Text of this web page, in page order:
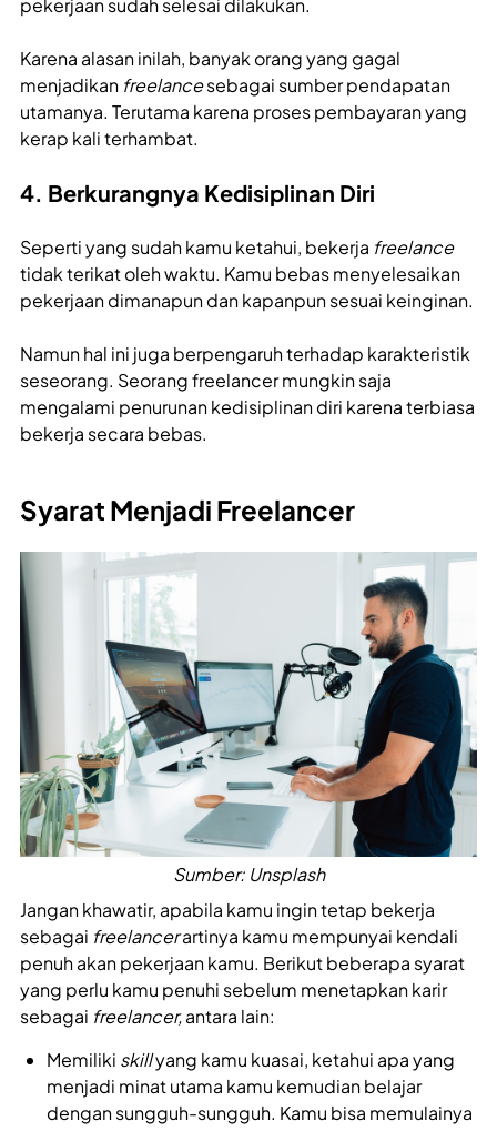
pekerjaan sudah selesai dilakukan.
Karena alasan inilah, banyak orang yang gagal
menjadikan freelancesebagai sumber pendapatan
utamanya. Terutama karena proses pembayaran yang
kerap kali terhambat.
4. Berkurangnya Kedisiplinan Diri
Seperti yang sudah kamu ketahui, bekerja freelance
tidak terikat oleh waktu. Kamu bebas menyelesaikan
pekerjaan dimanapun dan kapanpun sesuai keinginan.
Namun hal ini juga berpengaruh terhadap karakteristik
seseorang. Seorang freelancer mungkin saja
mengalami penurunan kedisiplinan diri karena terbiasa
bekerja secara bebas.
Syarat Menjadi Freelancer
Sumber: Unsplash
Jangan khawatir, apabila kamu ingin tetap bekerja
sebagai freelancerartinya kamu mempunyai kendali
penuh akan pekerjaan kamu. Berikut beberapa syarat
yang perlu kamu penuhi sebelum menetapkan karir
sebagai freelancer,antara lain:
Memiliki skillyang kamu kuasai, ketahui apa yang
menjadi minat utama kamu kemudian belajar
dengan sungguh-sungguh. Kamu bisa memulainya